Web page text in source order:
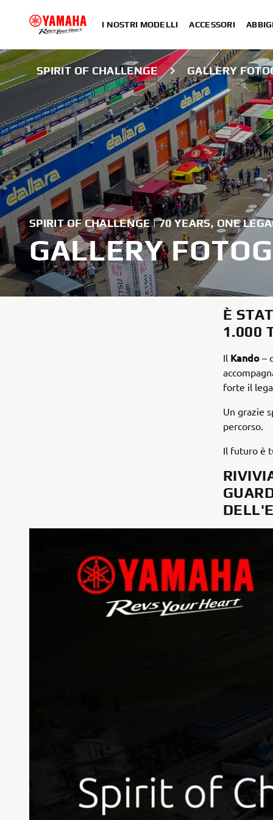
I NOSTRI MODELLI ACCESSORI
SPIRIT OF CHALLENGE GALLERY
SPIRIT OF CHALLENGE | 70 YEARS, ONE
GALLERY
È
1.000
Il Kando –
forte il
Un grazie
percorso.
Il futuro è